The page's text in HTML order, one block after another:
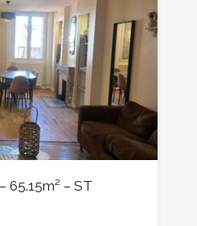
65.15m² – ST